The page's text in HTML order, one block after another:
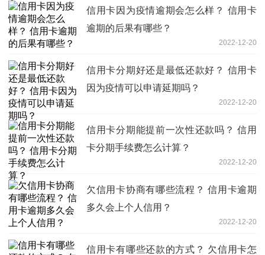
信用卡因为疫情逾期会怎么样？ 信用卡
逾期的后果有哪些？
2022-12-20
信用卡分期好还是最低还款好？ 信用卡
因为疫情可以申请延期吗？
2022-12-20
信用卡分期能提前一次性还款吗？ 信用
卡分期手续费怎么计算？
2022-12-20
欠信用卡协商有哪些流程？ 信用卡逾期
多久会上个人信用？
2022-12-20
信用卡有哪些还款的方式？ 欠信用卡怎